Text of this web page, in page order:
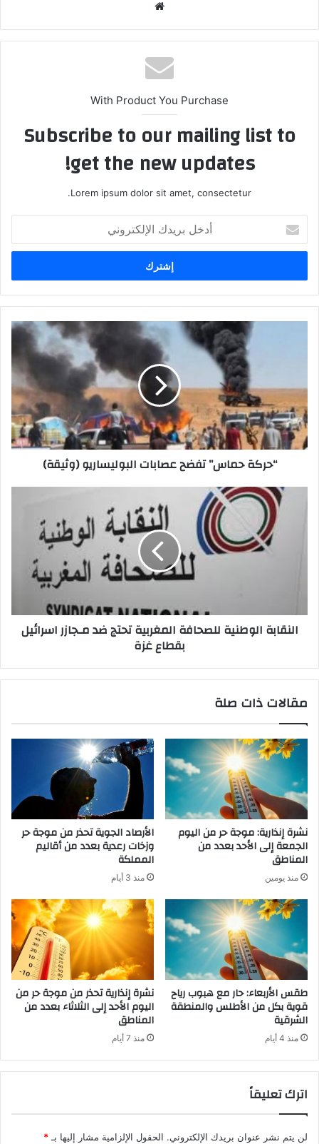
With Product You Purchase
Subscribe to our mailing list to
get the new updates!
Lorem ipsum dolor sit amet, consectetur.
بريدك
الإلكتروني
“حركة حماس” تفضح عصابات البوليساريو (وثيقة)
النقابة الوطنية للصحافة المغربية تحتج ضد مـجازر اسرائيل
بقطاع غزة
مقالات ذات صلة
نشرة إنذارية: موجة حر من اليوم
الجمعة إلى الأحد بعدد من
المناطق
منذ يومين
الأرصاد الجوية تحذر من موجة حر
وزخات رعدية بعدد من أقاليم
المملكة
منذ 3 أيام
طقس الأربعاء: حار مع هبوب رياح
قوية بكل من الأطلس والمنطقة
الشرقية
منذ 4 أيام
نشرة إنذارية تحذر من موجة حر من
اليوم الأحد إلى الثلاثاء بعدد من
المناطق
منذ 7 أيام
اترك تعليقاً
لن يتم نشر عنوان بريدك الإلكتروني. الحقول الإلزامية مشار إليها بـ *